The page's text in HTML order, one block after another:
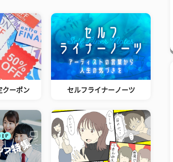
クーポン セルフライナーノーツ